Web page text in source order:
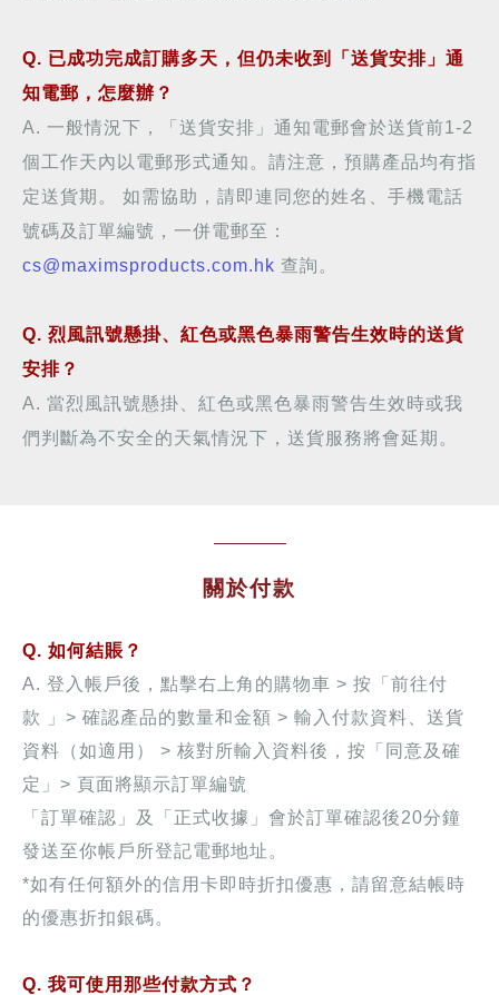
Q. 已成功完成訂購多天 ，但仍未收到「送貨安排」通
知電郵，怎麼辦？
A. 一般情況下，「送貨安排」通知電郵會於送貨前1-2
個工作天內以電郵形式通知。請注意，預購產品均有指
定送貨期。 如需協助，請即連同您的姓名、手機電話
號碼及訂單編號，一併電郵至：
cs@maximsproducts.com.hk 查詢。
Q. 烈風訊號懸掛、紅色或黑色暴雨警告生效時的送貨
安排？
A. 當烈風訊號懸掛、紅色或黑色暴雨警告生效時或我
們判斷為不安全的天氣情況下，送貨服務將會延期。
關於付款
Q. 如何結賬？
A. 登入帳戶後，點擊右上角的購物車 > 按「前往付
款 」> 確認產品的數量和金額 > 輸入付款資料、送貨
資料（如適用） > 核對所輸入資料後，按「同意及確
定」> 頁面將顯示訂單編號
「訂單確認」及「正式收據」會於訂單確認後20分鐘
發送至你帳戶所登記電郵地址。
*如有任何額外的信用卡即時折扣優惠，請留意結帳時
的優惠折扣銀碼。
Q. 我可使用那些付款方式？